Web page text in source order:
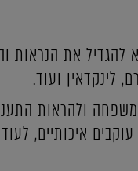
להגדיל את הנראות
לינקדאין ועוד.
ולהראות
איכותיים,